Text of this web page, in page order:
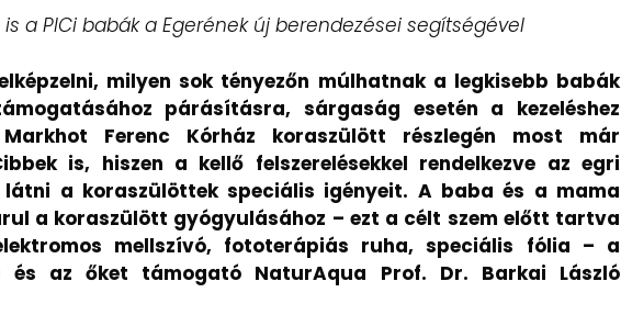
a PICi babák a Egerének új berendezései segítségével
milyen sok tényezőn múlhatnak a legkisebb babák
párásításra, sárgaság esetén a kezeléshez
Ferenc Kórház koraszülött részlegén most már
is, hiszen a kellő felszerelésekkel rendelkezve az egri
a koraszülöttek speciális igényeit. A baba és a mama
a koraszülött gyógyulásához – ezt a célt szem előtt tartva
mellszívó, fototerápiás ruha, speciális fólia – a
és az őket támogató NaturAqua Prof. Dr. Barkai László